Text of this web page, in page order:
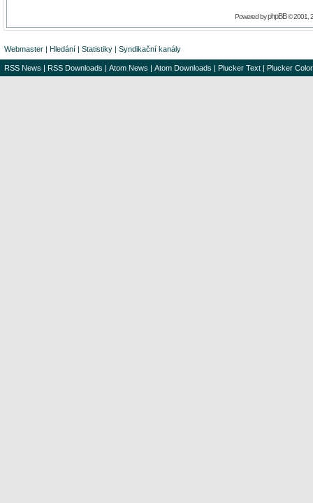
Powered byphpBB© 2001,
Webmaster | Hledání | Statistiky | Syndikační kanály
RSS News | RSS Downloads | Atom News | Atom Downloads | Plucker Text | Plucker Color